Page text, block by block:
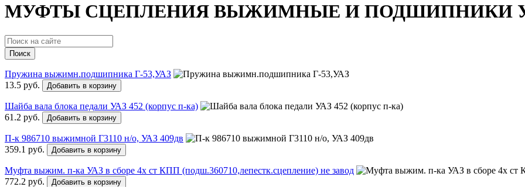
МУФТЫ СЦЕПЛЕНИЯ ВЫЖИМНЫЕ И ПОДШИПНИКИ
Поиск
Пружина выжимн.подшипника Г-53,УАЗ
13.5 руб.
Добавить в корзину
Шайба вала блока педали УАЗ 452 (корпус п-ка)
61.2 руб.
Добавить в корзину
П-к 986710 выжимной Г3110 н/о, УАЗ 409дв
359.1 руб.
Добавить в корзину
Муфта выжим. п-ка УАЗ в сборе 4х ст КПП (подш.360710,лепестк.сцепление) не завод
772.2 руб.
Добавить в корзину